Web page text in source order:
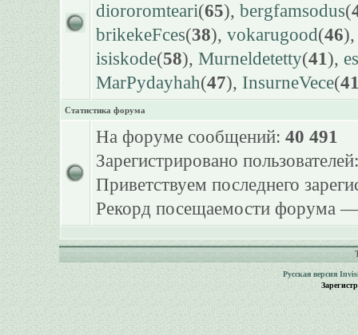
diororomteari(65), bergfamsodus(
brikekeFces(38), vokarugood(46
isiskode(58), Murneldetetty(41),
MarPydayhah(47), InsurneVece(
Статистика форума
На форуме сообщений: 40 491
Зарегистрировано
Приветствуем последнего
Рекорд посещаемости форума
Русская версия